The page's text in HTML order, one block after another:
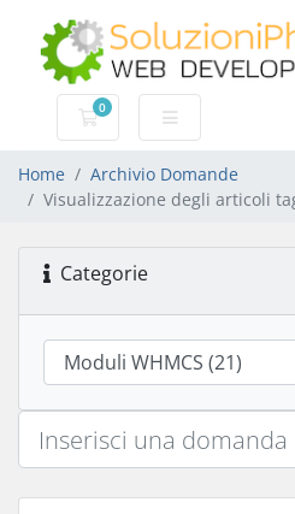
0
Carrello
Home
Archivio Domande
Visualizzazione degli articoli
Categorie